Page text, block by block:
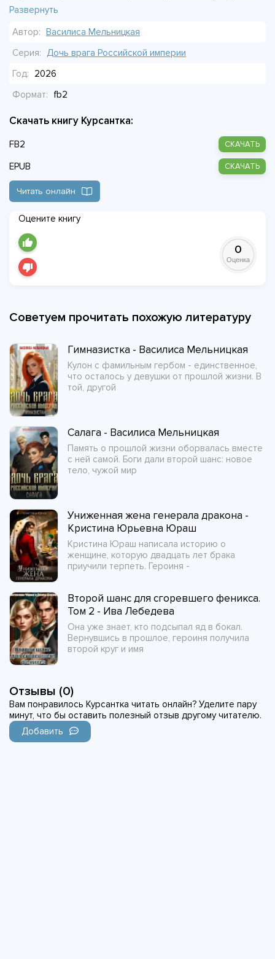
смерти, обзаводится друзьями, которые делят с ней всё, и
одна. Но у той стороны, что стоит за гибелью отца,
наверняка свои планы. И они вряд ли совпадают с планами
девушки.
Развернуть
Автор: Василиса Мельницкая
Серия: Дочь врага Российской империи
Год:
2026
Формат:
fb2
Скачать книгу Курсантка:
FB2 СКАЧАТЬ
EPUB СКАЧАТЬ
Читать онлайн
Оцените книгу
0
Оценка
Советуем прочитать похожую литературу
Гимназистка - Василиса Мельницкая
Кулон с фамильным гербом - единственное,
что осталось у девушки от прошлой жизни. В
той, другой
Салага - Василиса Мельницкая
Память о прошлой жизни оборвалась вместе
с ней самой. Боги дали второй шанс: новое
тело, чужой мир
Униженная жена генерала дракона -
Кристина Юрьевна Юраш
Кристина Юраш написала историю о
женщине, которую двадцать лет брака
приучили терпеть. Героиня -
Второй шанс для сгоревшего феникса.
Том 2 - Ива Лебедева
Она уже знает, кто подсыпал яд в бокал.
Вернувшись в прошлое, героиня получила
второй круг и имя
Отзывы (0)
Вам понравилось Курсантка читать онлайн? Уделите пару
минут, что бы оставить полезный отзыв другому читателю.
Добавить